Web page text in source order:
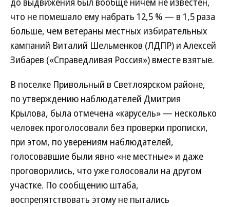
что не помешало ему набрать 12,5 % — в 1,5 раза
больше, чем ветераны местных избирательных
кампаний Виталий Шельменков (ЛДПР) и Алексей
Зибарев («Справедливая Россия») вместе взятые.
В поселке Привольный в Светлоярском районе,
по утверждению наблюдателей Дмитрия
Крылова, была отмечена «карусель» — несколько
человек проголосовали без проверки прописки,
при этом, по уверениям наблюдателей,
голосовавшие были явно «не местные» и даже
проговорились, что уже голосовали на другом
участке. По сообщению штаба,
воспрепятствовать этому не пытались